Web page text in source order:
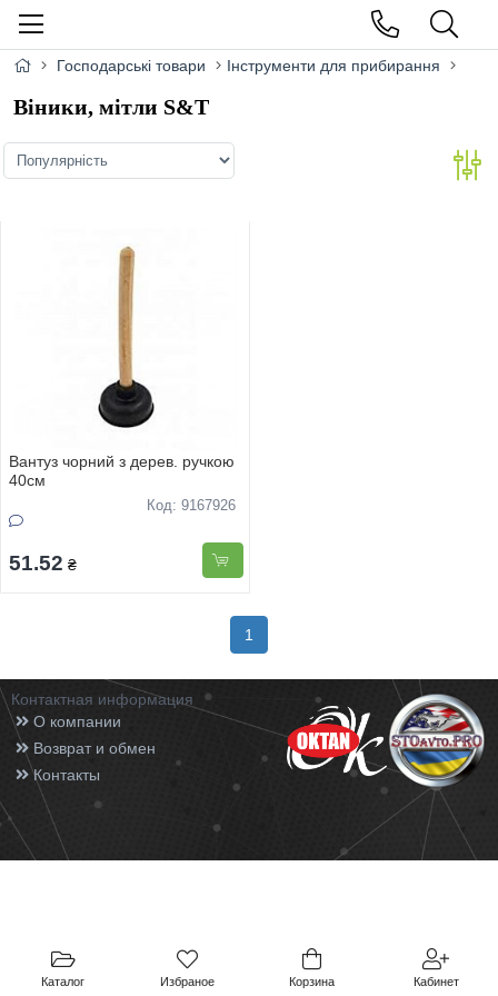
Каталог Избраное Корзина Кабинет
Господарські товари Інструменти для прибирання
Віники, мітли S&T
Вантуз чорний з дерев. ручкою
40см
Код: 9167926
51.52 ₴
1
Контактная информация
О компании
Возврат и обмен
Контакты